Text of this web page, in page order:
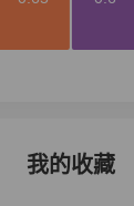
我的收藏